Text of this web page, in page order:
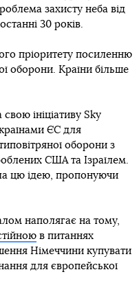
захисту неба від
30 років.
пріоритету посиленню
оборони. Країни більше
ініціативу Sky
ЄС для
оборони з
США та Ізраїлем.
цю ідею, пропонуючи
наполягає на тому,
в питаннях
Німеччини купувати
для європейської